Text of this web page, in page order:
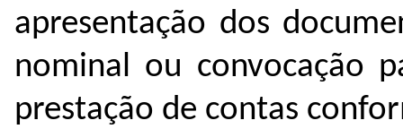
apresentação dos
nominal ou convocação
prestação de contas